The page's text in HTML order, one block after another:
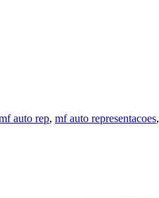
auto rep, mf auto representacoes,